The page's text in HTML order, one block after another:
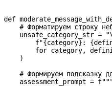
def
# Форматируем строку
    unsafe_category_str
= "
        f
"{category} : {
        for
category,
    )
# Формируем подсказку
    assessment_prompt
= f